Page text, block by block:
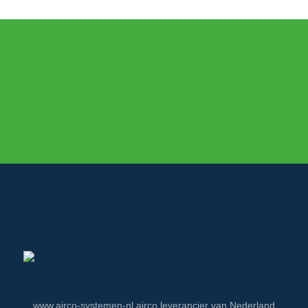
www.airco-systemen-nl airco leverancier van Nederland